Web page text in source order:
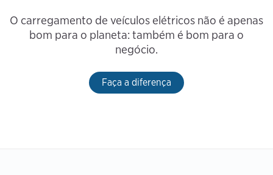
O carregamento de veículos elétricos não é apenas
bom para o planeta: também é bom para o
negócio.
Faça a diferença